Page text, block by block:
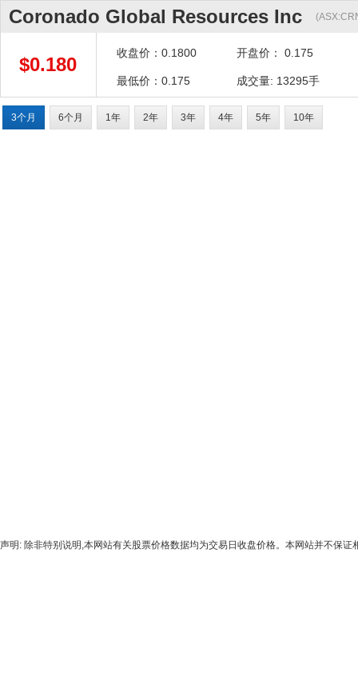
Coronado Global Resources Inc
$0.180
收盘价：0.1800
最低价：0.175
开盘价： 0.175
成交量: 13295手
3个月 6个月 1年 2年 3年 4年 5年 10年
声明: 除非特别说明,本网站有关股票价格数据均为交易日收盘价格。本网站并不保证